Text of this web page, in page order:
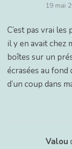
19 mai
C’est pas vrai les
il y en avait chez
boîtes sur un
écrasées au
d’un coup dans
Valou